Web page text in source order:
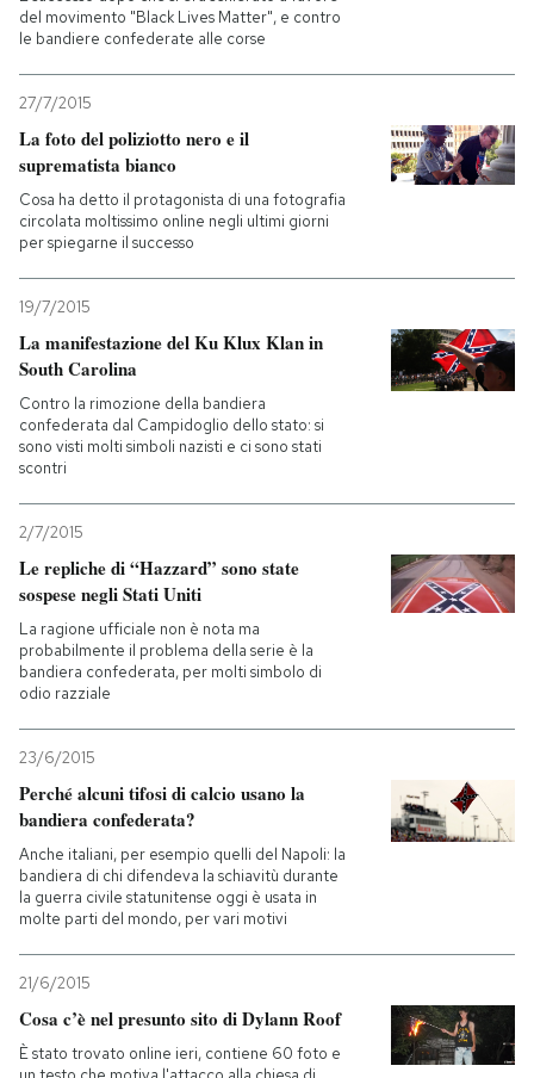
PODCAST
I MIEI PREFERITI
SHOP
CALENDARIO
AREA PERSONALE
del movimento "Black Lives Matter", e contro
le bandiere confederate alle corse
27/7/2015
La foto del poliziotto nero e il
suprematista bianco
Cosa ha detto il protagonista di una fotografia
circolata moltissimo online negli ultimi giorni
per spiegarne il successo
19/7/2015
La manifestazione del Ku Klux Klan in
South Carolina
Contro la rimozione della bandiera
confederata dal Campidoglio dello stato: si
sono visti molti simboli nazisti e ci sono stati
scontri
2/7/2015
Le repliche di “Hazzard” sono state
sospese negli Stati Uniti
La ragione ufficiale non è nota ma
probabilmente il problema della serie è la
bandiera confederata, per molti simbolo di
odio razziale
23/6/2015
Perché alcuni tifosi di calcio usano la
bandiera confederata?
Anche italiani, per esempio quelli del Napoli: la
bandiera di chi difendeva la schiavitù durante
la guerra civile statunitense oggi è usata in
molte parti del mondo, per vari motivi
21/6/2015
Cosa c’è nel presunto sito di Dylann Roof
È stato trovato online ieri, contiene 60 foto e